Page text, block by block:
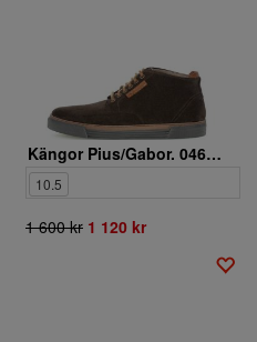
Kängor Pius/Gabor. 0460.11.14
10.5
1 600 kr 1 120 kr